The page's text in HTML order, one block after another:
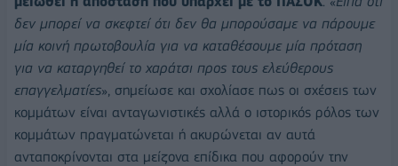
δεν μπορεί να σκεφτεί ότι δεν θα μπορούσαμε να πάρουμε
μία κοινή πρωτοβουλία για να καταθέσουμε μία πρόταση
για να καταργηθεί το χαράτσι προς τους ελεύθερους
επαγγελματίες», σημείωσε και σχολίασε πως οι σχέσεις των
κομμάτων είναι ανταγωνιστικές αλλά ο ιστορικός ρόλος των
κομμάτων πραγματώνεται ή ακυρώνεται αν αυτά
ανταποκρίνονται στα μείζονα επίδικα που αφορούν την